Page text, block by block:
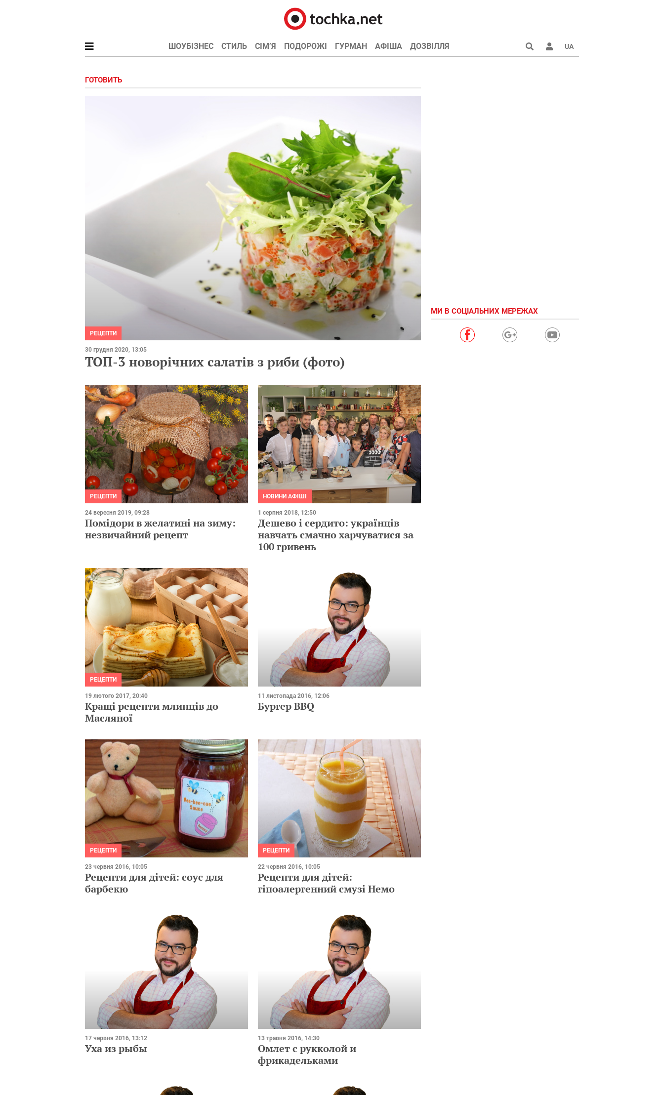
ШОУБІЗНЕС СТИЛЬ СІМ’Я ПОДОРОЖІ ГУРМАН АФІША ДОЗВІЛЛЯ UA
ГОТОВИТЬ
РЕЦЕПТИ
30 грудня 2020, 13:05
ТОП-3 новорічних салатів з риби (фото)
РЕЦЕПТИ
24 вересня 2019, 09:28
Помідори в желатині на зиму:
незвичайний рецепт
НОВИНИ АФІШІ
1 серпня 2018, 12:50
Дешево і сердито: українців
навчать смачно харчуватися за
100 гривень
РЕЦЕПТИ
19 лютого 2017, 20:40
Кращі рецепти млинців до
Масляної
11 листопада 2016, 12:06
Бургер BBQ
РЕЦЕПТИ
23 червня 2016, 10:05
Рецепти для дітей: соус для
барбекю
РЕЦЕПТИ
22 червня 2016, 10:05
Рецепти для дітей:
гіпоалергенний смузі Немо
17 червня 2016, 13:12
Уха из рыбы
13 травня 2016, 14:30
Омлет с рукколой и
фрикадельками
МИ В СОЦІАЛЬНИХ МЕРЕЖАХ